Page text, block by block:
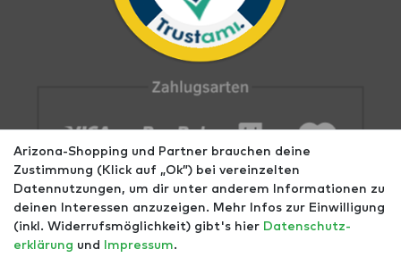
Impressum AGB Datenschutz
Arizona-Shopping und Partner brauchen deine
Zustimmung (Klick auf „Ok”) bei vereinzelten
Datennutzungen, um dir unter anderem Informationen zu
deinen Interessen anzuzeigen. Mehr Infos zur Einwilligung
(inkl. Widerrufsmöglichkeit) gibt's hier Daten­schutz­
erklärung und Impressum.